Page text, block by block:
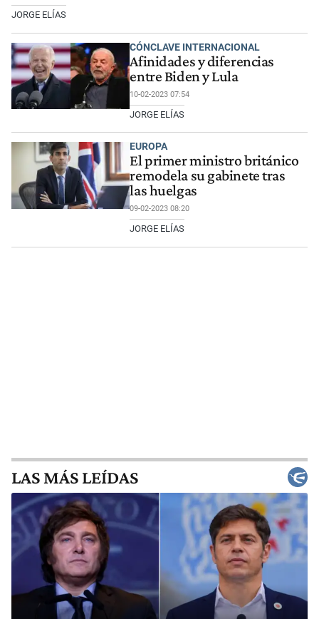
JORGE ELÍAS
CÓNCLAVE INTERNACIONAL
Afinidades y diferencias
entre Biden y Lula
10-02-2023 07:54
JORGE ELÍAS
EUROPA
El primer ministro británico
remodela su gabinete tras
las huelgas
09-02-2023 08:20
JORGE ELÍAS
LAS MÁS LEÍDAS